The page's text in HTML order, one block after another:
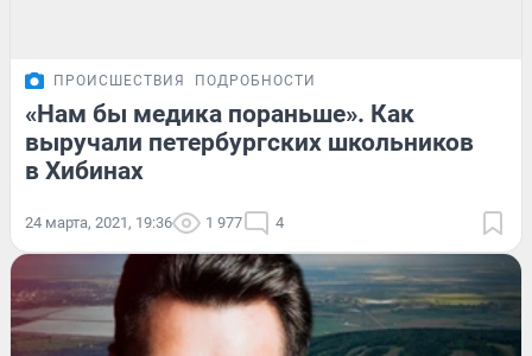
ПРОИСШЕСТВИЯ ПОДРОБНОСТИ
«Нам бы медика пораньше». Как
выручали петербургских школьников
в Хибинах
24 марта, 2021, 19:36 1 977 4